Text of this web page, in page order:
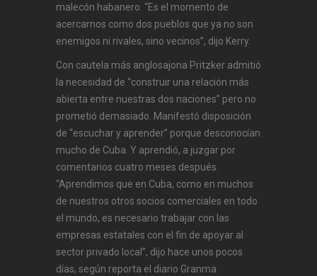
malecón habanero. “Es el momento de
acercarnos como dos pueblos que ya no son
enemigos ni rivales, sino vecinos”, dijo Kerry.
Con cautela más anglosajona Pritzker admitió
la necesidad de “construir una relación más
abierta entre nuestras dos naciones” pero no
prometió demasiado. Manifestó disposición
de “escuchar y aprender” porque desconocían
mucho de Cuba. Y aprendió, a juzgar por
comentarios cuatro meses después.
“Aprendimos que en Cuba, como en muchos
de nuestros otros socios comerciales en todo
el mundo, es necesario trabajar con las
empresas estatales con el fin de apoyar al
sector privado local”, dijo hace unos pocos
días, según reporta el diario Granma.